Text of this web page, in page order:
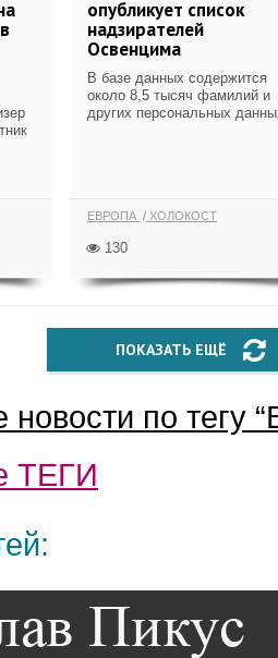
опубликует список
надзирателей
Освенцима
В базе данных содержится
около 8,5 тысяч фамилий и
других персональных
ЕВРОПА ХОЛОКОСТ
130
ПОКАЗАТЬ ЕЩЁ
по тегу “
ТЕГИ